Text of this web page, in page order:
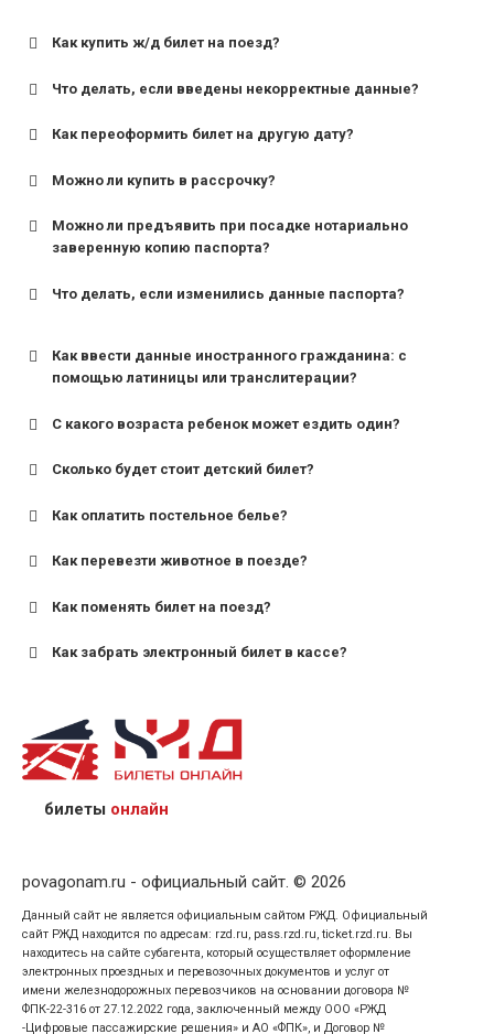
Как купить ж/д билет на поезд?
Что делать, если введены некорректные данные?
Как переоформить билет на другую дату?
Можно ли купить в рассрочку?
Можно ли предъявить при посадке нотариально
заверенную копию паспорта?
Что делать, если изменились данные паспорта?
Как ввести данные иностранного гражданина: с
помощью латиницы или транслитерации?
С какого возраста ребенок может ездить один?
для поездов дальнего следования — от 10 лет и
для пригородных поездов — от 7 лет.
Сколько будет стоит детский билет?
Как оплатить постельное белье?
Как перевезти животное в поезде?
Как поменять билет на поезд?
Как забрать электронный билет в кассе?
назвав кассиру 14-значный номер заказа;
предъявив удостоверение личности пассажира, на
кого оформлен билет.
билеты онлайн
povagonam.ru - официальный сайт. © 2026
Данный сайт не является официальным сайтом РЖД. Официальный
сайт РЖД находится по адресам: rzd.ru, pass.rzd.ru, ticket.rzd.ru. Вы
находитесь на сайте субагента, который осуществляет оформление
электронных проездных и перевозочных документов и услуг от
имени железнодорожных перевозчиков на основании договора №
ФПК-22-316 от 27.12.2022 года, заключенный между ООО «РЖД
-Цифровые пассажирские решения» и АО «ФПК», и Договор №